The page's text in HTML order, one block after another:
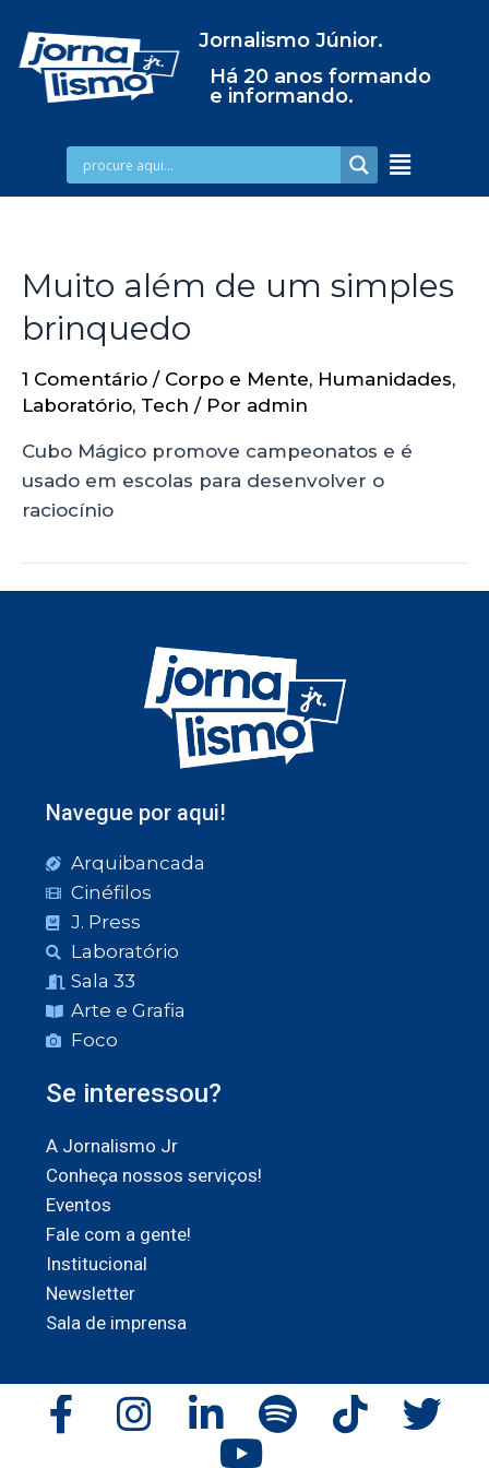
Jornalismo Júnior.
Há 20 anos formando
e informando.
Muito além de um simples
brinquedo
1 Comentário / Corpo e Mente, Humanidades,
Laboratório, Tech / Por admin
Cubo Mágico promove campeonatos e é
usado em escolas para desenvolver o
raciocínio
Navegue por aqui!
Arquibancada
Cinéfilos
J. Press
Laboratório
Sala 33
Arte e Grafia
Foco
Se interessou?
A Jornalismo Jr
Conheça nossos serviços!
Eventos
Fale com a gente!
Institucional
Newsletter
Sala de imprensa